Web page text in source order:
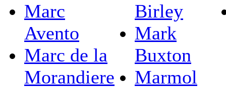
Marc
Avento
Marc de la
Morandiere
Birley
Mark
Buxton
Marmol